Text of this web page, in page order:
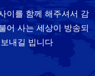
이를 함께 해주셔서 감
어 사는 세상이 방송되
내길 빕니다